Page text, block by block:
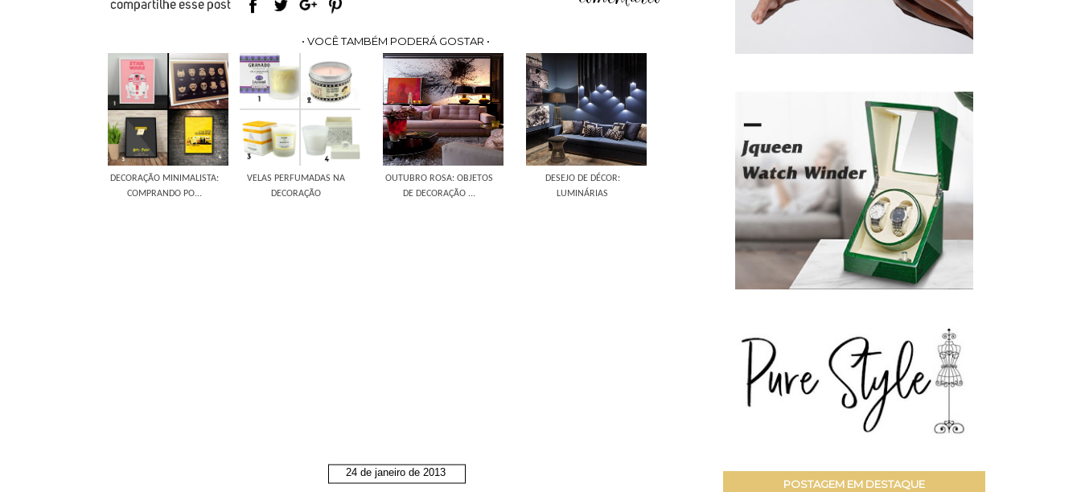
• VOCÊ TAMBÉM PODERÁ GOSTAR •
DECORAÇÃO MINIMALISTA:
COMPRANDO PO...
VELAS PERFUMADAS NA
DECORAÇÃO
OUTUBRO ROSA: OBJETOS
DE DECORAÇÃO ...
DESEJO DE DÉCOR:
LUMINÁRIAS
24 de janeiro de 2013
POSTAGEM EM DESTAQUE